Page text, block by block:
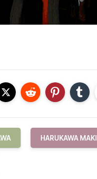
HARUKAWA MAKI